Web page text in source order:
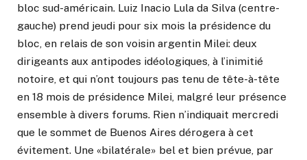
bloc sud-américain. Luiz Inacio Lula da Silva (centre-
gauche) prend jeudi pour six mois la présidence du
bloc, en relais de son voisin argentin Milei: deux
dirigeants aux antipodes idéologiques, à l’inimitié
notoire, et qui n’ont toujours pas tenu de tête-à-tête
en 18 mois de présidence Milei, malgré leur présence
ensemble à divers forums. Rien n’indiquait mercredi
que le sommet de Buenos Aires dérogera à cet
évitement. Une «bilatérale» bel et bien prévue, par